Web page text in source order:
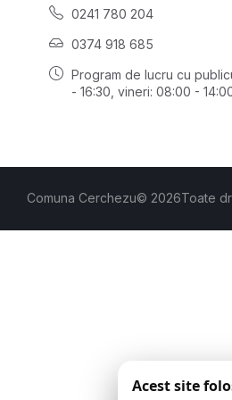
0241 780 204
0374 918 685
Program de lucru cu
- 16:30 , vineri: 08:00 -
Comuna Cerchezu© 2026Toate
Acest site